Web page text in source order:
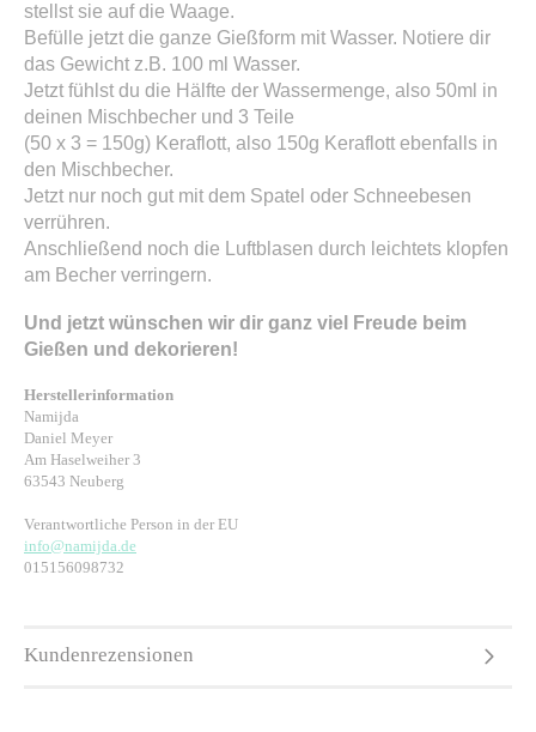
stellst sie auf die Waage.
Befülle jetzt die ganze Gießform mit Wasser. Notiere dir
das Gewicht z.B. 100 ml Wasser.
Jetzt fühlst du die Hälfte der Wassermenge, also 50ml in
deinen Mischbecher und 3 Teile
(50 x 3 = 150g) Keraflott, also 150g Keraflott ebenfalls in
den Mischbecher.
Jetzt nur noch gut mit dem Spatel oder Schneebesen
verrühren.
Anschließend noch die Luftblasen durch leichtets klopfen
am Becher verringern.
Und jetzt wünschen wir dir ganz viel Freude beim
Gießen und dekorieren!
Herstellerinformation
Namijda
Daniel Meyer
Am Haselweiher 3
63543 Neuberg
Verantwortliche Person in der EU
info@namijda.de
015156098732
Kundenrezensionen